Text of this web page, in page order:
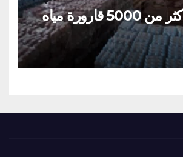
نابل: حجز أكثر من 5000 قارورة مياه